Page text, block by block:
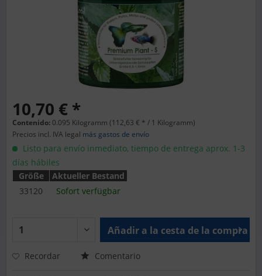
10,70 € *
Contenido: 0.095 Kilogramm (112,63 € * / 1 Kilogramm)
Precios incl. IVA legal más gastos de envío
Listo para envío inmediato, tiempo de entrega aprox. 1-3
días hábiles
Größe
Aktueller Bestand
33120
Sofort verfügbar
Añadir a la cesta de la compra
Recordar Comentario